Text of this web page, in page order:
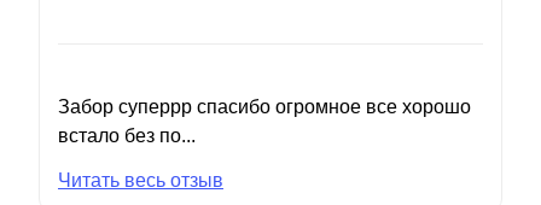
Забор суперрр спасибо огромное все хорошо
встало без по...
Читать весь отзыв